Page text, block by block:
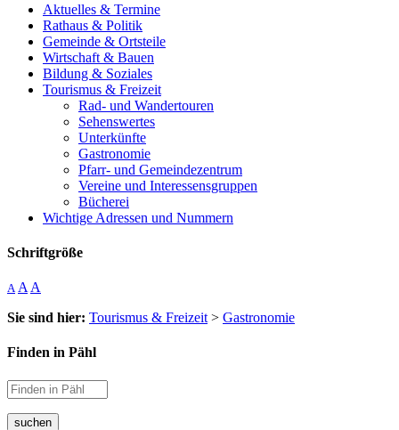
Aktuelles & Termine
Rathaus & Politik
Gemeinde & Ortsteile
Wirtschaft & Bauen
Bildung & Soziales
Tourismus & Freizeit
Rad- und Wandertouren
Sehenswertes
Unterkünfte
Gastronomie
Pfarr- und Gemeindezentrum
Vereine und Interessensgruppen
Bücherei
Wichtige Adressen und Nummern
Schriftgröße
A A A
Sie sind hier: Tourismus & Freizeit > Gastronomie
Finden in Pähl
suchen